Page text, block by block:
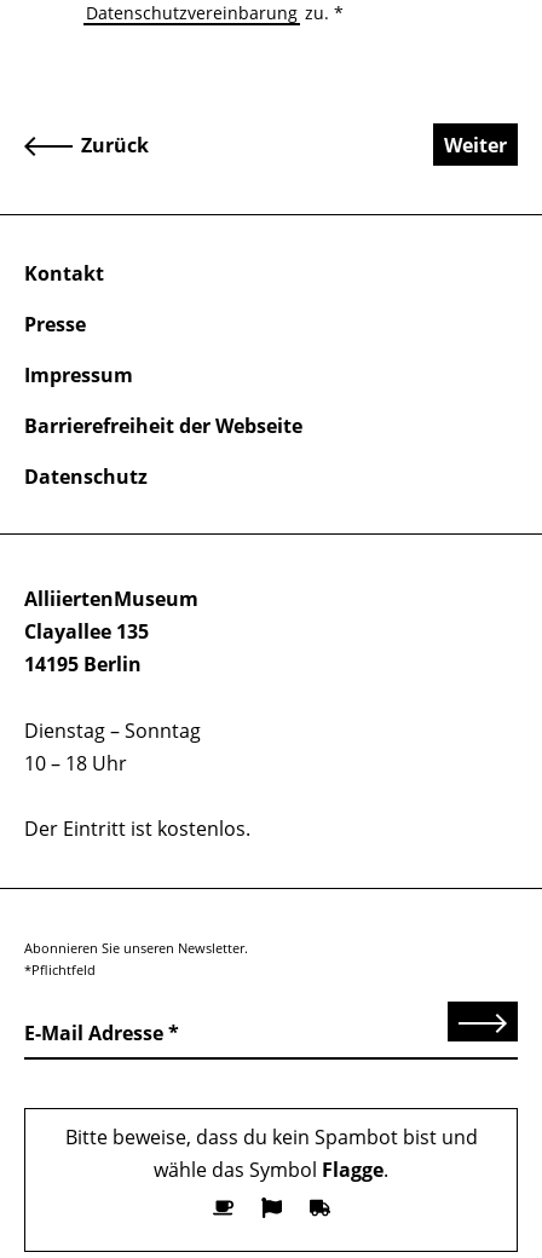
Datenschutzvereinbarung zu. *
Zurück Weiter
AlliiertenMuseum
Clayallee 135
14195 Berlin
Dienstag – Sonntag
10 – 18 Uhr
Der Eintritt ist kostenlos.
Kontakt
Presse
Impressum
Barrierefreiheit der Webseite
Datenschutz
Abonnieren Sie unseren Newsletter.
*Pflichtfeld
E-Mail Adresse Senden
Bitte beweise, dass du kein Spambot bist und
wähle das Symbol Flagge.